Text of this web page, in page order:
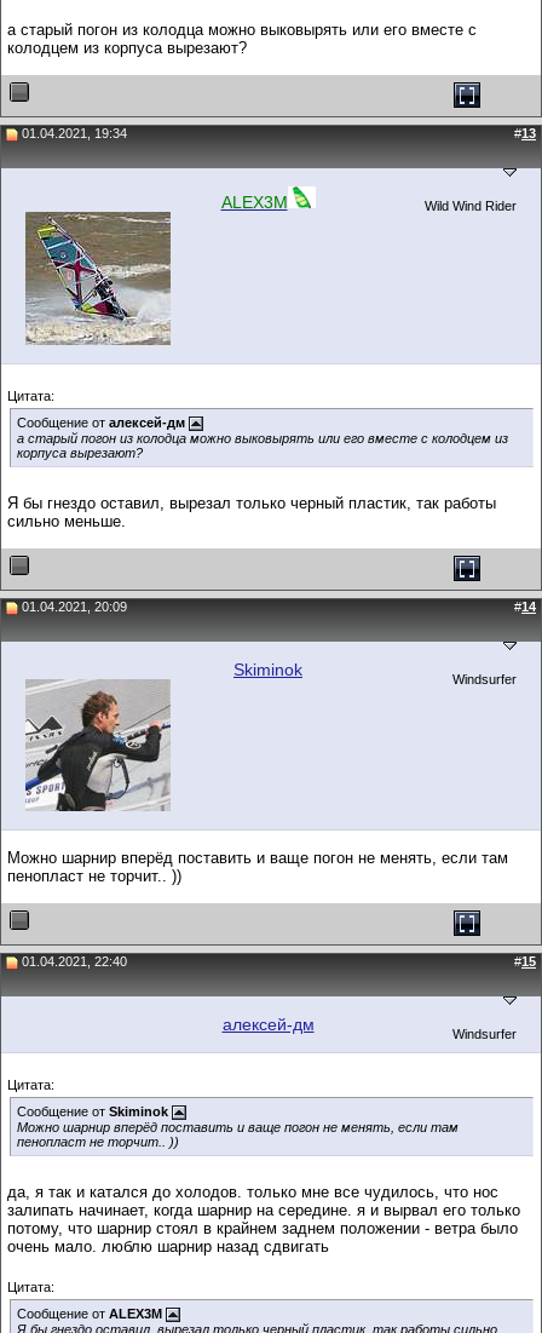
а старый погон из колодца можно выковырять или его вместе с
колодцем из корпуса вырезают?
01.04.2021, 19:34 #13
ALEX3M Wild Wind Rider
Цитата:
Сообщение от алексей-дм
а старый погон из колодца можно выковырять или его вместе с колодцем из
корпуса вырезают?
Я бы гнездо оставил, вырезал только черный пластик, так работы
сильно меньше.
01.04.2021, 20:09 #14
Skiminok Windsurfer
Можно шарнир вперёд поставить и ваще погон не менять, если там
пенопласт не торчит.. ))
01.04.2021, 22:40 #15
алексей-дм Windsurfer
Цитата:
Сообщение от Skiminok
Можно шарнир вперёд поставить и ваще погон не менять, если там
пенопласт не торчит.. ))
да, я так и катался до холодов. только мне все чудилось, что нос
залипать начинает, когда шарнир на середине. я и вырвал его только
потому, что шарнир стоял в крайнем заднем положении - ветра было
очень мало. люблю шарнир назад сдвигать
Цитата:
Сообщение от ALEX3M
Я бы гнездо оставил, вырезал только черный пластик, так работы сильно